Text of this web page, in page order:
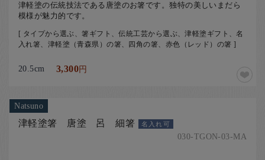
津軽塗の伝統技法である唐塗のお箸です。独特の美しいまだら
模様が魅力的です。
[ タイプから選ぶ、箸ギフト、伝統工芸から選ぶ、津軽塗ギフト、名
入れ箸、津軽塗（青森県）の箸、四角の箸、赤色（レッド）の箸 ]
20.5cm 3,300円
Natsuno
津軽塗箸 唐塗 呂 細箸 名入れ可
030-TGON-03-MA